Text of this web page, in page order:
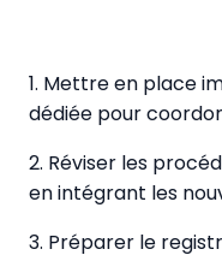
1. Mettre en place
dédiée pour
2. Réviser les
en intégrant les
3. Préparer le